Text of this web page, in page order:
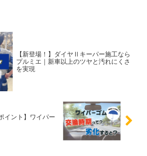
【新登場！】ダイヤⅡキーパー施工なら
プルミエ｜新車以上のツヤと汚れにくさ
を実現
イント】ワイパー